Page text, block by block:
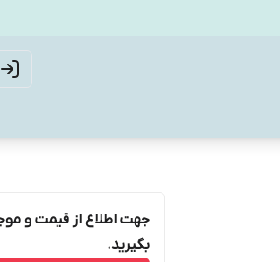
جهت اطلاع از قیمت و
بگیرید.